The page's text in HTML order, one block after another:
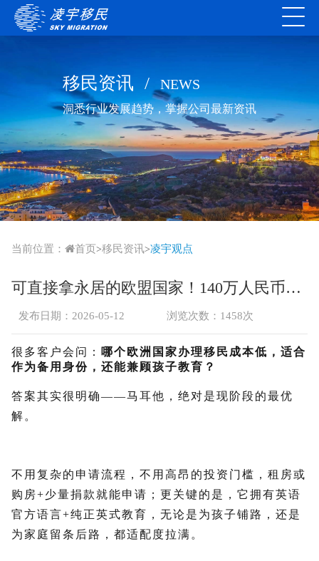
移民资讯 / NEWS
洞悉行业发展趋势，掌握公司最新资讯
当前位置： 首页>移民资讯>凌宇观点
可直接拿永居的欧盟国家！140万人民币可直接搞定！低成本拿永居，教育养老一键兼顾
发布日期：2026-05-12 浏览次数：1458次
很多客户会问：
哪个欧洲国家办理移民成本低，适合
作为备用身份，还能兼顾孩子教育？
答案其实很明确——马耳他，绝对是现阶段的最优
解。
不用复杂的申请流程，不用高昂的投资门槛，租房或
购房+少量捐款就能申请；更关键的是，它拥有英语
官方语言+纯正英式教育，无论是为孩子铺路，还是
为家庭留条后路，都适配度拉满。